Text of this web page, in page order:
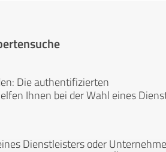
Die authentifizierten
Ihnen bei der Wahl eines
Dienstleisters oder